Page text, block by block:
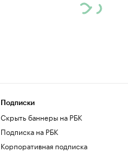
Подписки
Скрыть баннеры на РБК
Подписка на РБК
Корпоративная подписка